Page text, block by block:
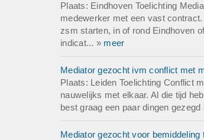
Plaats: Eindhoven Toelichting
medewerker met een vast
zsm starten, in of rond Eindhoven
indicat... » meer
Mediator gezocht ivm conflict met
Plaats: Leiden Toelichting Conflict
nauwelijks met elkaar. Al die tijd
best graag een paar dingen
Mediator gezocht voor